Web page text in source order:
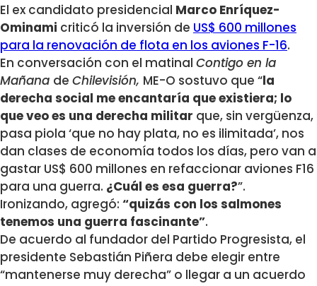
El ex candidato presidencial Marco Enríquez-
Ominami criticó la inversión de US$ 600 millones
para la renovación de flota en los aviones F-16.
En conversación con el matinal Contigo en la
Mañana de Chilevisión, ME-O sostuvo que “la
derecha social me encantaría que existiera; lo
que veo es una derecha militar que, sin vergüenza,
pasa piola ‘que no hay plata, no es ilimitada’, nos
dan clases de economía todos los días, pero van a
gastar US$ 600 millones en refaccionar aviones F16
para una guerra. ¿Cuál es esa guerra?”.
Ironizando, agregó: “quizás con los salmones
tenemos una guerra fascinante”.
De acuerdo al fundador del Partido Progresista, el
presidente Sebastián Piñera debe elegir entre
“mantenerse muy derecha” o llegar a un acuerdo